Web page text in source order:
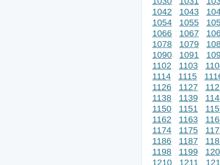
1042
1043
1054
1055
1066
1067
1078
1079
1090
1091
1102
1103
1114
1115
1126
1127
1138
1139
1150
1151
1162
1163
1174
1175
1186
1187
1198
1199
1210
1211